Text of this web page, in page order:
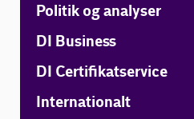
Politik og analyser
DI Business
DI Certifikatservice
Internationalt